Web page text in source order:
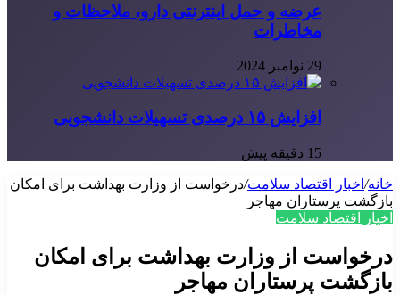
عرضه و حمل اینترنتی دارو، ملاحظات و
مخاطرات
29 نوامبر 2024
افزایش ۱۵ درصدی تسهیلات دانشجویی
15 دقیقه پیش
خانه/ اخبار اقتصاد سلامت/درخواست از وزارت بهداشت برای امکان
بازگشت پرستاران مهاجر
اخبار اقتصاد سلامت
درخواست از وزارت بهداشت برای امکان
بازگشت پرستاران مهاجر